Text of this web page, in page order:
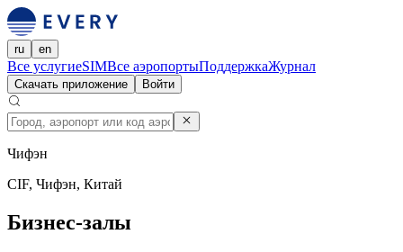
ru en
Все услугиeSIMВсе аэропортыПоддержкаЖурнал
Скачать приложение Войти
Чифэн
CIF, Чифэн, Китай
Бизнес-залы